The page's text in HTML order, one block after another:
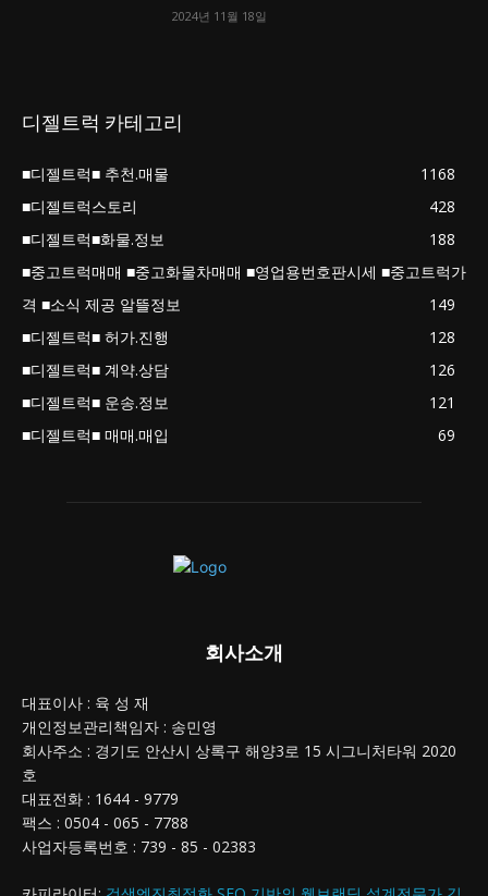
2024년 11월 18일
디젤트럭 카테고리
■디젤트럭■ 추천.매물
1168
■디젤트럭스토리
428
■디젤트럭■화물.정보
188
■중고트럭매매 ■중고화물차매매 ■영업용번호판시세 ■중고트럭가
격 ■소식 제공 알뜰정보
149
■디젤트럭■ 허가.진행
128
■디젤트럭■ 계약.상담
126
■디젤트럭■ 운송.정보
121
■디젤트럭■ 매매.매입
69
회사소개
대표이사 : 육 성 재
개인정보관리책임자 : 송민영
회사주소 : 경기도 안산시 상록구 해양3로 15 시그니처타워 2020
호
대표전화 : 1644 - 9779
팩스 : 0504 - 065 - 7788
사업자등록번호 : 739 - 85 - 02383